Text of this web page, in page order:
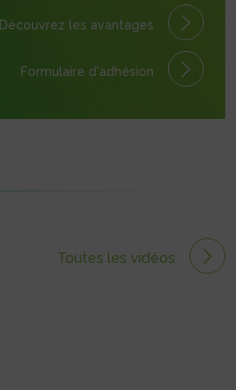
Découvrez les avantages
Formulaire d'adhésion
Toutes les vidéos